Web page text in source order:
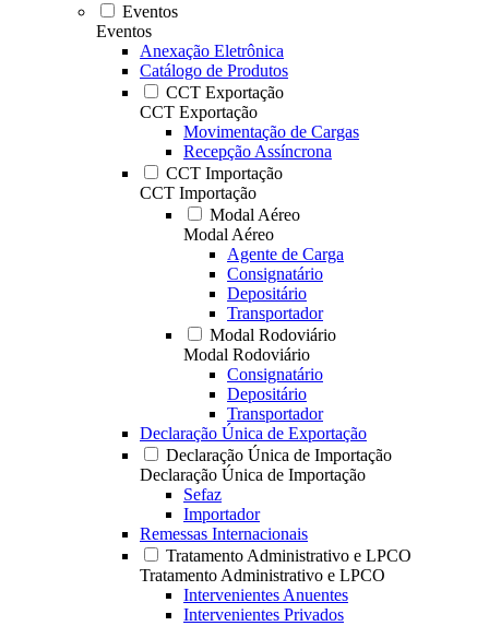
Eventos
Eventos
Anexação Eletrônica
Catálogo de Produtos
CCT Exportação
CCT Exportação
Movimentação de Cargas
Recepção Assíncrona
CCT Importação
CCT Importação
Modal Aéreo
Modal Aéreo
Agente de Carga
Consignatário
Depositário
Transportador
Modal Rodoviário
Modal Rodoviário
Consignatário
Depositário
Transportador
Declaração Única de Exportação
Declaração Única de Importação
Declaração Única de Importação
Sefaz
Importador
Remessas Internacionais
Tratamento Administrativo e LPCO
Tratamento Administrativo e LPCO
Intervenientes Anuentes
Intervenientes Privados